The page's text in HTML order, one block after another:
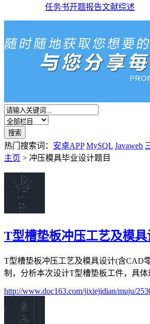
任务书开题报告文献综述
热门搜索词： 安卓APP MySQL Javaweb
主页 > 冲压模具毕业设计题目
T型槽垫板冲压工艺及模
T型槽垫板冲压工艺及模具设计(含CAD
制，分析本次设计T型槽垫板工件，具
http://www.doc163.com/jixiejidian/muju/